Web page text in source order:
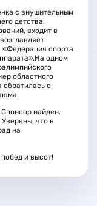
с внушительным
детства,
входит в
спорта
одном
областного
с
найден.
что в
на
и высот!